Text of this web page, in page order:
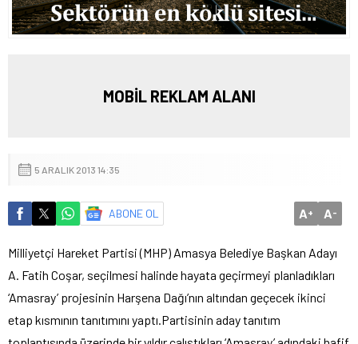
MOBİL REKLAM ALANI
5 ARALIK 2013 14:35
ABONE OL A+ A-
Milliyetçi Hareket Partisi (MHP) Amasya Belediye Başkan Adayı
A. Fatih Coşar, seçilmesi halinde hayata geçirmeyi planladıkları
‘Amasray’ projesinin Harşena Dağı’nın altından geçecek ikinci
etap kısmının tanıtımını yaptı. Partisinin aday tanıtım